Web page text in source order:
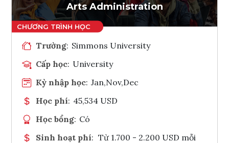
Arts Administration
Trường: Simmons University
Cấp học: University
Kỳ nhập học: Jan,Nov,Dec
Học phí: 45,534 USD
Học bổng: Có
Sinh hoạt phí: Từ 1.700 - 2.200 USD mỗi